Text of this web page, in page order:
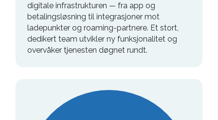
digitale infrastrukturen — fra app og
betalingsløsning til integrasjoner mot
ladepunkter og roaming-partnere. Et stort,
dedikert team utvikler ny funksjonalitet og
overvåker tjenesten døgnet rundt.